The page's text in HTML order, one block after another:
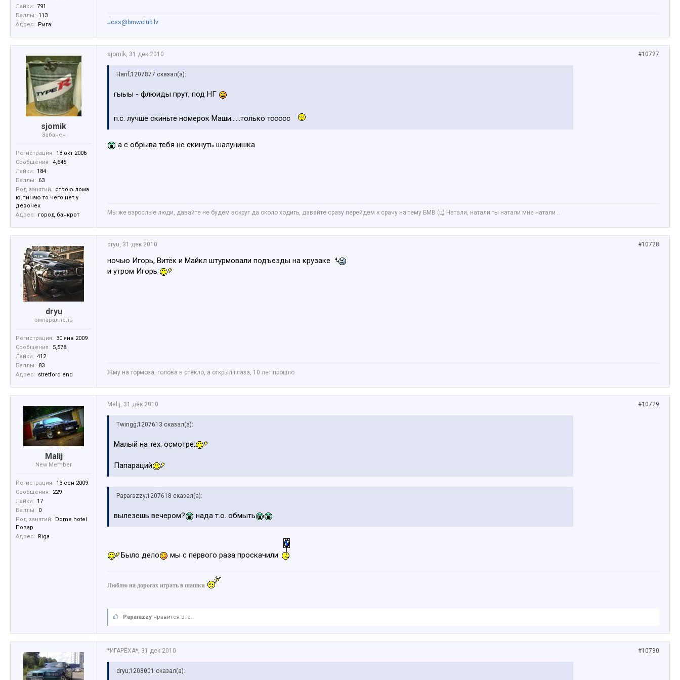
Лайки: 791
Баллы: 113
Адрес: Рига Joss@bmwclub.lv
sjomik
Забанен
Регистрация: 18 окт 2006
Сообщения: 4,645
Лайки: 184
Баллы: 63
Род занятий: строю.лома
ю.пинаю то чего нет у
девочек
Адрес: город банкрот
#10727
sjomik, 31 дек 2010
Hanf;1207877 сказал(а):
гыыы - флюиды прут, под НГ
п.с. лучше скиньте номерок Маши......только тссссс
а с обрыва тебя не скинуть шалунишка
Мы же взрослые люди, давайте не будем вокруг да около ходить, давайте сразу перейдем к срачу на тему БМВ (ц) Натали, натали ты натали мне натали ..
dryu
эмпараллель
Регистрация: 30 янв 2009
Сообщения: 5,578
Лайки: 412
Баллы: 83
Адрес: stretford end
#10728
dryu, 31 дек 2010
ночью Игорь, Витёк и Майкл штурмовали подъезды на крузаке
и утром Игорь
Жму на тормоза, голова в стекло, а открыл глаза, 10 лет прошло.
Malij
New Member
Регистрация: 13 сен 2009
Сообщения: 229
Лайки: 17
Баллы: 0
Род занятий: Dome hotel
Повар
Адрес: Riga
#10729
Malij, 31 дек 2010
Twingg;1207613 сказал(а):
Малый на тех. осмотре.
Папараций
Paparazzy;1207618 сказал(а):
вылезешь вечером? нада т.о. обмыть
Было дело мы с первого раза проскачили
Люблю на дорогах играть в шашки
Paparazzy нравится это.
#10730
*ИГАРЁХА*, 31 дек 2010
dryu;1208001 сказал(а):